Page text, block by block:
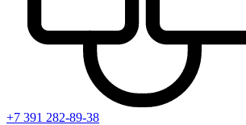
+7 391 282-89-38